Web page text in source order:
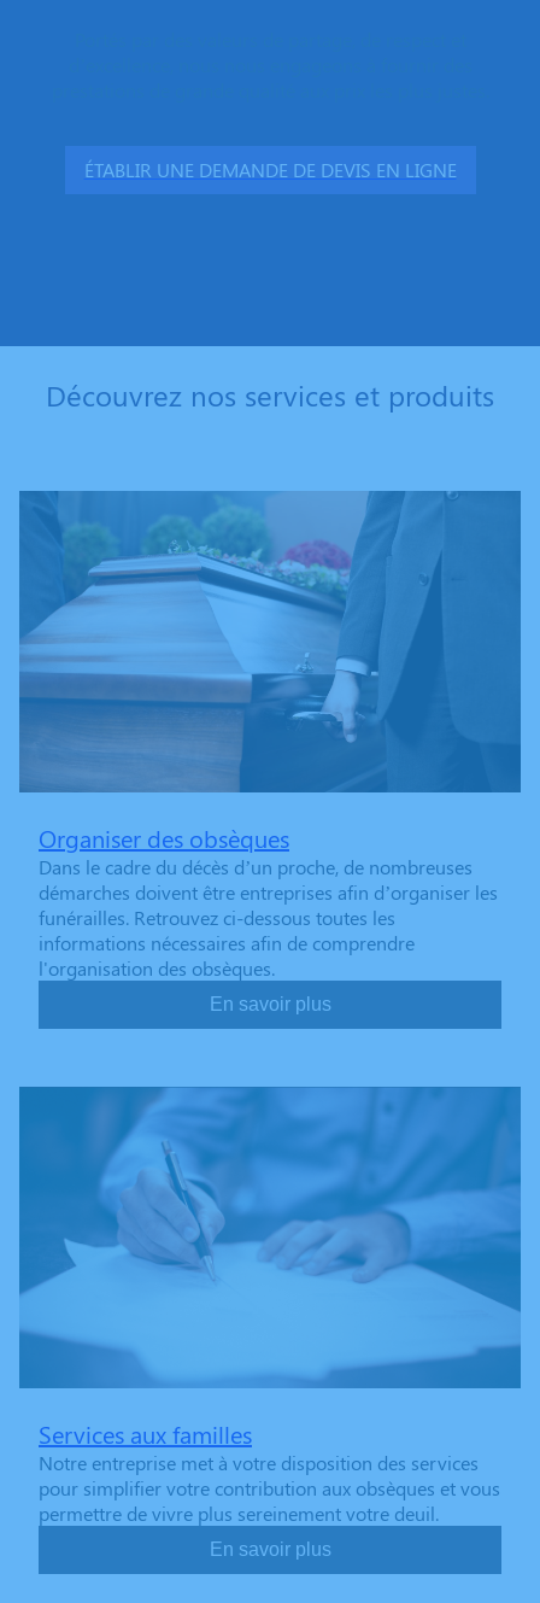
ÉTABLIR UNE DEMANDE DE DEVIS EN LIGNE
Découvrez nos services et produits
Organiser des obsèques
Dans le cadre du décès d’un proche, de nombreuses
démarches doivent être entreprises afin d’organiser les
funérailles. Retrouvez ci-dessous toutes les
informations nécessaires afin de comprendre
l'organisation des obsèques.
En savoir plus
Services aux familles
Notre entreprise met à votre disposition des services
pour simplifier votre contribution aux obsèques et vous
permettre de vivre plus sereinement votre deuil.
En savoir plus